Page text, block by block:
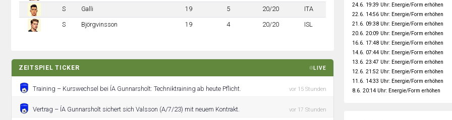
S Galli 19 5 20/20 ITA
S Björgvinsson 19 4 20/20 ISL
ZEITSPIEL TICKER LIVE
Training – Kurswechsel bei ÍA Gunnarsholt: Techniktraining ab heute Pflicht. vor 15 Stunden
Vertrag – ÍA Gunnarsholt sichert sich Valsson (A/7/23) mit neuem Kontrakt. vor 17 Stunden
24.6. 19:39 Uhr: Energie/Form erhöhen
22.6. 14:56 Uhr: Energie/Form erhöhen
21.6. 09:38 Uhr: Energie/Form erhöhen
20.6. 20:09 Uhr: Energie/Form erhöhen
16.6. 17:48 Uhr: Energie/Form erhöhen
14.6. 07:44 Uhr: Energie/Form erhöhen
13.6. 23:47 Uhr: Energie/Form erhöhen
12.6. 21:52 Uhr: Energie/Form erhöhen
11.6. 14:33 Uhr: Energie/Form erhöhen
8.6. 20:14 Uhr: Energie/Form erhöhen